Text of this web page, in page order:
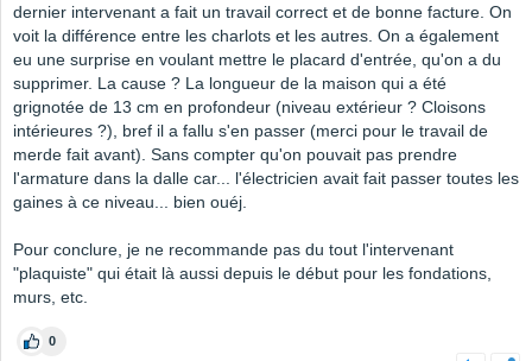
dernier intervenant a fait un travail correct et de bonne facture. On
voit la différence entre les charlots et les autres. On a également
eu une surprise en voulant mettre le placard d'entrée, qu'on a du
supprimer. La cause ? La longueur de la maison qui a été
grignotée de 13 cm en profondeur (niveau extérieur ? Cloisons
intérieures ?), bref il a fallu s'en passer (merci pour le travail de
merde fait avant). Sans compter qu'on pouvait pas prendre
l'armature dans la dalle car... l'électricien avait fait passer toutes les
gaines à ce niveau... bien ouéj.
Pour conclure, je ne recommande pas du tout l'intervenant
"plaquiste" qui était là aussi depuis le début pour les fondations,
murs, etc.
0